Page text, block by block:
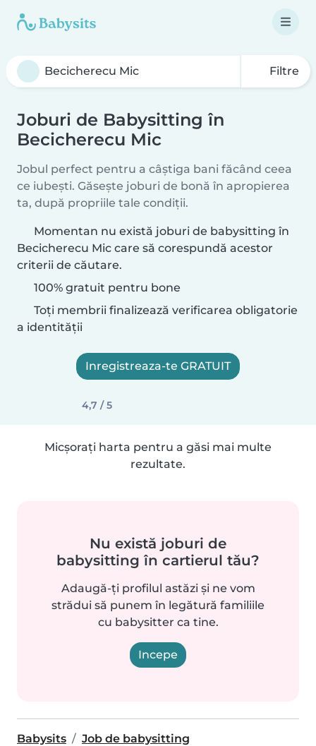
Filtre
Joburi de Babysitting în
Becicherecu Mic
Jobul perfect pentru a câștiga bani făcând ceea
ce iubești. Găsește joburi de bonă în apropierea
ta, după propriile tale condiții.
Momentan nu există joburi de babysitting în
Becicherecu Mic care să corespundă acestor
criterii de căutare.
100% gratuit pentru bone
Toți membrii finalizează verificarea obligatorie
a identității
Inregistreaza-te GRATUIT
4,7 / 5
Micșorați harta pentru a găsi mai multe
rezultate.
Nu există joburi de
babysitting în cartierul tău?
Adaugă-ți profilul astăzi și ne vom
strădui să punem în legătură familiile
cu babysitter ca tine.
Incepe
Babysits
Job de babysitting